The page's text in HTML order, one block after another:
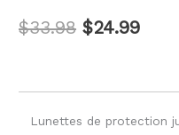
$33.98 $24.99
Lunettes de protection